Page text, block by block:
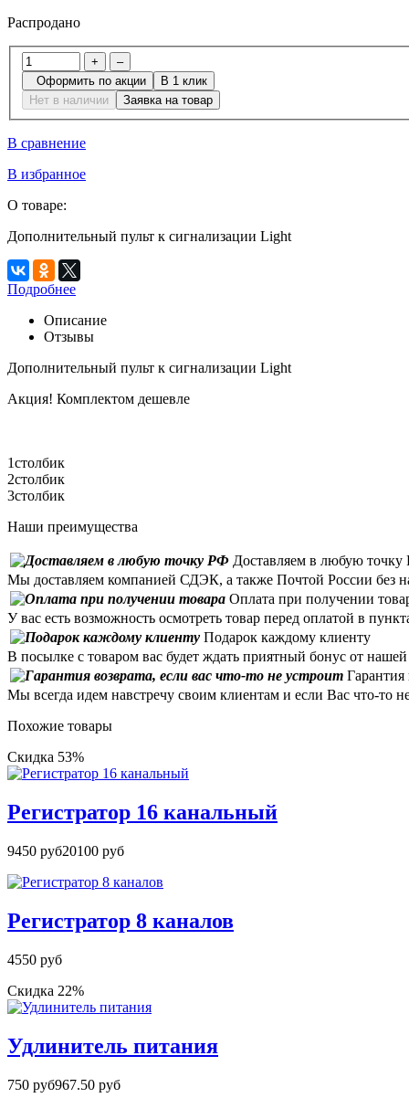
Распродано
+
–
Оформить по акции
В 1 клик
Нет в наличии
Заявка на товар
В сравнение
В избранное
О товаре:
Дополнительный пульт к сигнализации Light
Подробнее
Описание
Отзывы
Дополнительный пульт к сигнализации Light
Акция! Комплектом дешевле
1столбик
2столбик
3столбик
Наши преимущества
Доставляем в любую точку
Мы доставляем компанией СДЭК, а также Почтой России без
Оплата при получении
У вас есть возможность осмотреть товар перед оплатой в
Подарок каждому клиенту
В посылке с товаром вас будет ждать приятный бонус от
Гарантия
Мы всегда идем навстречу своим клиентам и если Вас что-то
Похожие товары
Скидка 53%
Регистратор 16 канальный
9450 руб20100 руб
Регистратор 8 каналов
4550 руб
Скидка 22%
Удлинитель питания
750 руб967.50 руб